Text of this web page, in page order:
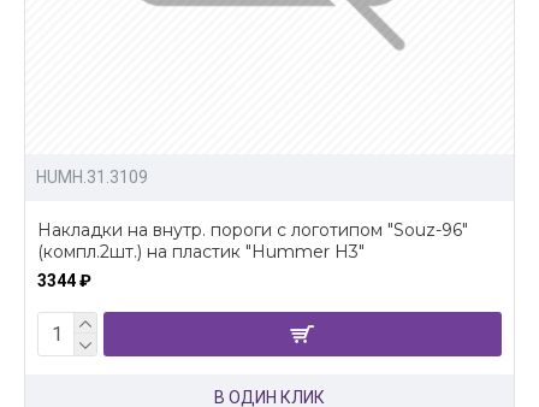
HUMH.31.3109
Накладки на внутр. пороги с логотипом "Souz-96"
(компл.2шт.) на пластик "Hummer H3"
3344 ₽
В ОДИН КЛИК